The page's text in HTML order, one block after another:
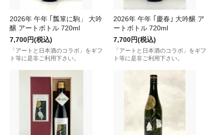
2026年 午年 ｢瓢箪に駒」 大吟
醸 アートボトル 720ml
7,700円(税込)
「アートと日本酒のコラボ」をギフ
ト等に是非ご利用下さい。
2026年 午年 ｢慶春｣ 大吟醸 ア
ートボトル 720ml
7,700円(税込)
「アートと日本酒のコラボ」をギフ
ト等に是非ご利用下さい。